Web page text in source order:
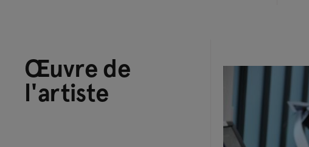
Œuvre de
l'artiste